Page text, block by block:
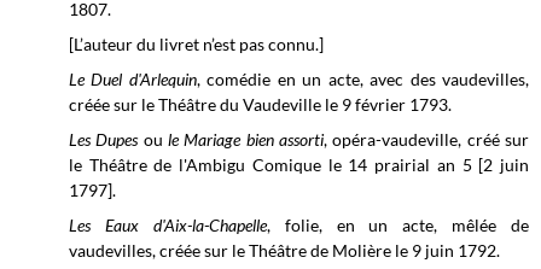
1807.
[L’auteur du livret n’est pas connu.]
Le Duel d'Arlequin, comédie en un acte, avec des vaudevilles,
créée sur leThéâtre du Vaudeville le 9 février 1793.
Les Dupes ou le Mariage bien assorti, opéra-vaudeville, créé sur
le Théâtre de l'Ambigu Comiquele 14 prairial an 5 [2 juin
1797].
Les Eaux d'Aix-la-Chapelle, folie, en un acte, mêlée de
vaudevilles, créée sur le Théâtre de Molière le 9 juin 1792.